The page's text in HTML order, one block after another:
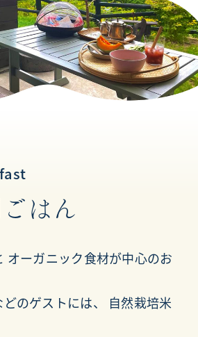
はん
オーガニック食材が中心のお
のゲストには、
自然栽培米